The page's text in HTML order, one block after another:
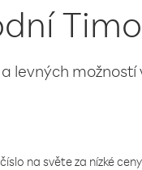
levných možností
na světe za nízké ceny